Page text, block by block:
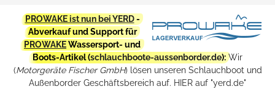
PROWAKE ist nun bei YERD-
Abverkauf und Support für
PROWAKEWassersport- und
Boots-Artikel (schlauchboote-aussenborder.de): Wir
(Motorgeräte Fischer GmbH) lösen unseren Schlauchboot und
Außenborder Geschäftsbereich auf. HIER auf "yerd.de"